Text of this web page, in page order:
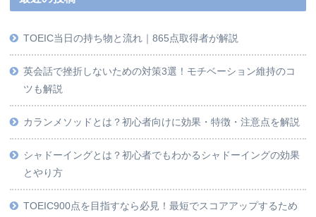
TOEIC当日の持ち物と流れ｜865点取得者が解説
英会話で挫折しないための対策3選！モチベーション維持のコ
ツも解説
カランメソッドとは？初心者向けに効果・特徴・注意点を解説
シャドーイングとは？初心者でもわかるシャドーイングの効果
とやり方
TOEIC900点を目指すなら必見！最短でスコアアップするため